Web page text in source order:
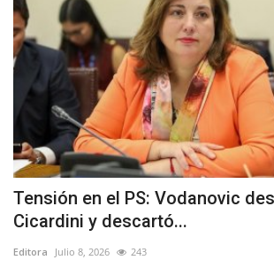
Tensión en el PS: Vodanovic
Cicardini y descartó...
Editora Julio 8, 2026 243